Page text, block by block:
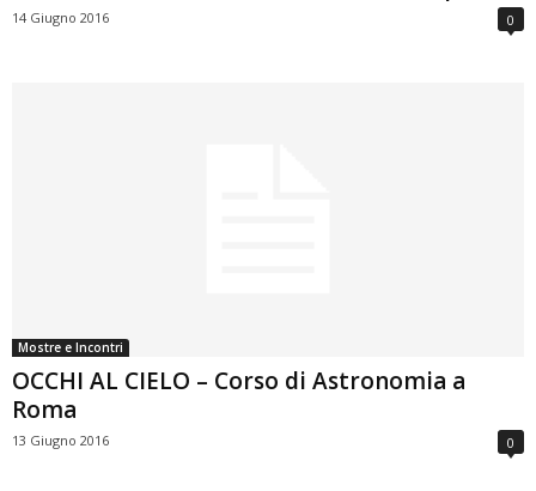
14 Giugno 2016 0
Mostre e Incontri
OCCHI AL CIELO – Corso di Astronomia a
Roma
13 Giugno 2016 0